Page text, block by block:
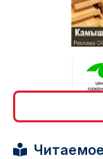
Читаемое